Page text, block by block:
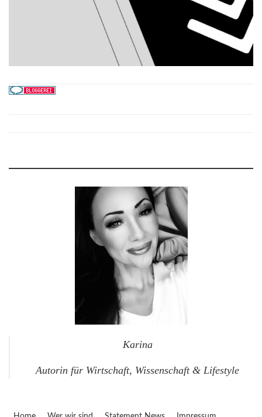
Karina
Autorin für Wirtschaft, Wissenschaft & Lifestyle